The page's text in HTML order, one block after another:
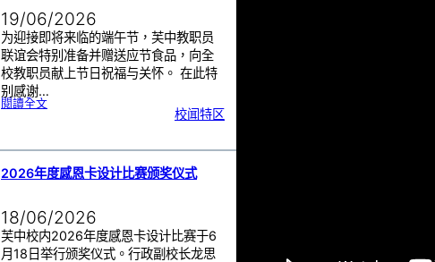
起
点
：
打
造
属
于
你
的
未
来
！
19/06/2026
为迎接即将来临的端午节，芙中教职员
联谊会特别准备并赠送应节食品，向全
校教职员献上节日祝福与关怀。 在此特
别感谢…
閱讀全文:端
芙
中
师
们
！
校闻特区
2026年度感恩卡设计比赛颁奖仪式
18/06/2026
芙中校内2026年度感恩卡设计比赛于6
月18日举行颁奖仪式。行政副校长龙思